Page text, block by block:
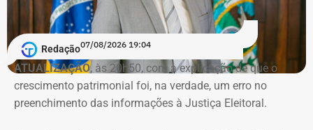
Reprodução/Divulgacand
Imóvel de Eduardo Bolsonaro será leiloado por um valor 36% menor ao que
Redação07/08/2026 19:04
ATUALIZAÇÃO, às 20h50, com a explicação de que o
crescimento patrimonial foi, na verdade, um erro no
preenchimento das informações à Justiça Eleitoral.